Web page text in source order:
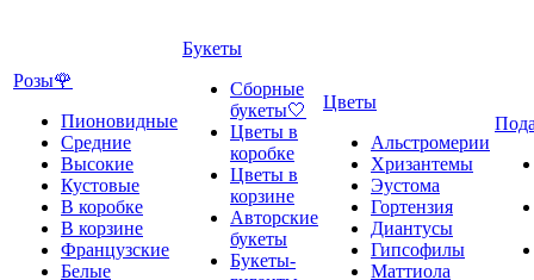
Розы🌹
Пионовидные
Средние
Высокие
Кустовые
В коробке
В корзине
Французские
Белые
Букеты
Сборные
букеты🤍
Цветы в
коробке
Цветы в
корзине
Авторские
букеты
Букеты-
Цветы
Альстромерии
Хризантемы
Эустома
Гортензия
Диантусы
Гипсофилы
Маттиола